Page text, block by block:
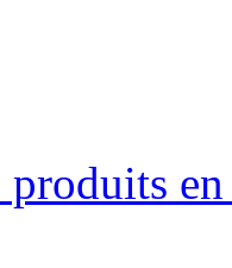
produits